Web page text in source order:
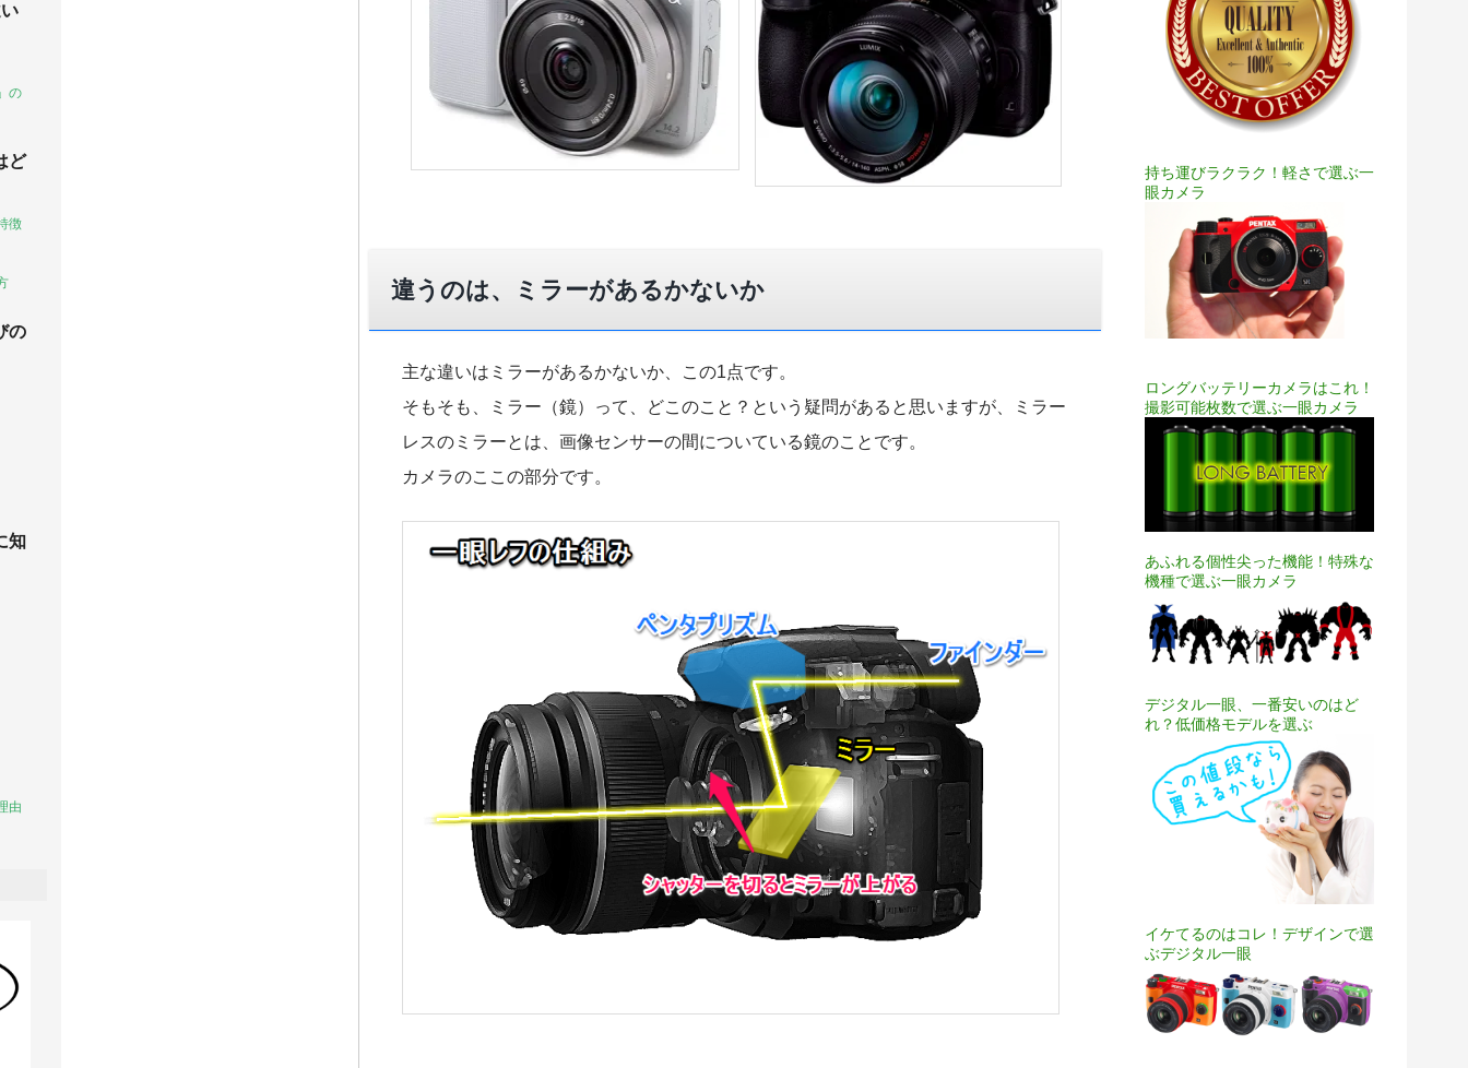
違うのは、ミラーがあるかないか
主な違いはミラーがあるかないか、この1点です。
そもそも、ミラー（鏡）って、どこのこと？という疑問があると思いますが、ミラー
レスのミラーとは、画像センサーの間についている鏡のことです。
カメラのここの部分です。
持ち運びラクラク！軽さで選ぶ一
眼カメラ
ロングバッテリーカメラはこれ！
撮影可能枚数で選ぶ一眼カメラ
あふれる個性尖った機能！特殊な
機種で選ぶ一眼カメラ
デジタル一眼、一番安いのはど
れ？低価格モデルを選ぶ
イケてるのはコレ！デザインで選
ぶデジタル一眼
の
ど
徴
の
知
由